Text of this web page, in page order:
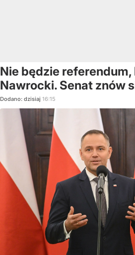
Nie będzie referendum,
Nawrocki. Senat znów
Dodano: dzisiaj 16:15